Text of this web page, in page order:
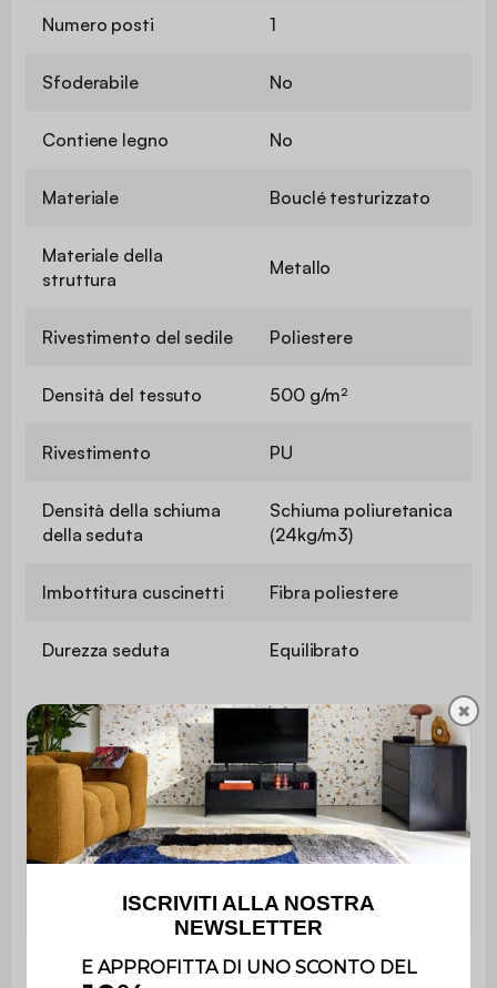
Numero posti 1
Sfoderabile No
Contiene legno No
Materiale Bouclé testurizzato
Materiale della
struttura
Metallo
Rivestimento del sedile Poliestere
Densità del tessuto 500 g/m²
Rivestimento PU
Densità della schiuma
della seduta
Schiuma poliuretanica
(24kg/m3)
Imbottitura cuscinetti Fibra poliestere
Durezza seduta Equilibrato
Convertibile
a letto
Sí
Tipo di letto Occasionale
17 cm
Peso
✖